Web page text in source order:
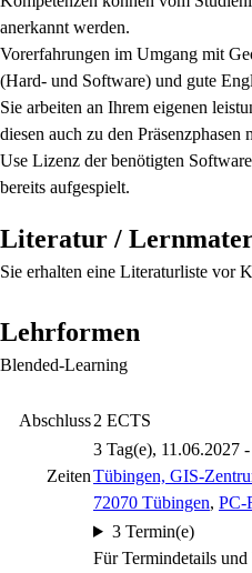
anerkannt werden.
Vorerfahrungen im Umgang mit
(Hard- und Software) und gute
Sie arbeiten an Ihrem eigenen
diesen auch zu den
Use Lizenz der benötigten
bereits aufgespielt.
Literatur /
Sie erhalten eine Literaturliste vor
Lehrformen
Blended-Learning
Abschluss2 ECTS
Zeiten
3 Tag(e), 11.06.2027
Tübingen, GIS-
72070 Tübingen, PC-
3 Termin(e)
Für Termindetails